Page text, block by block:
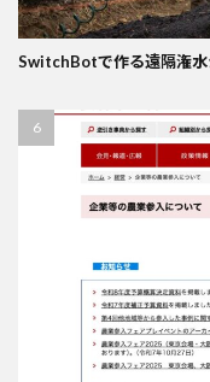
SwitchBotで作る遠隔潅